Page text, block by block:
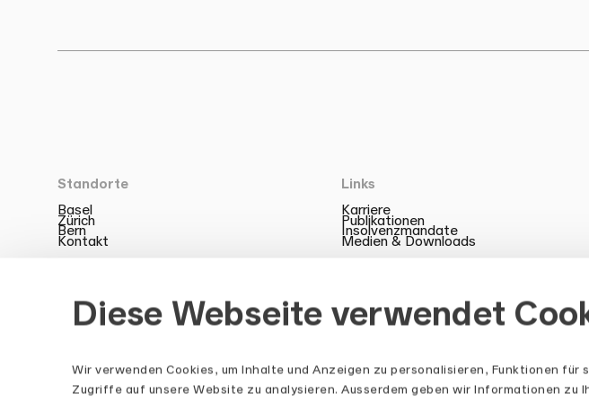
Diese Webseite verwendet
Wir verwenden Cookies, um Inhalte und Anzeigen zu personalisieren, Funktionen für
Zugriffe auf unsere Website zu analysieren. Ausserdem geben wir Informationen zu
Standorte
Basel
Zürich
Bern
Kontakt
Links
Karriere
Publikationen
Insolvenzmandate
Medien & Downloads
LinkedIn